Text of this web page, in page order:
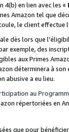
4(b) en lien avec les «
Amazon tel que
le client
dès lors que
exemple, des
aux Primes
déterminera à
abusive a eu lieu.
au
répertoriées en
que pour